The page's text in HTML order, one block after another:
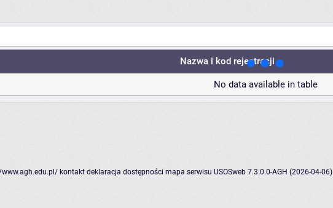
Nazwa i kod rejestracji
No data available in table
kontakt deklaracja dostępności mapa serwisu USOSweb 7.3.0.0-AGH (2026-04-06)